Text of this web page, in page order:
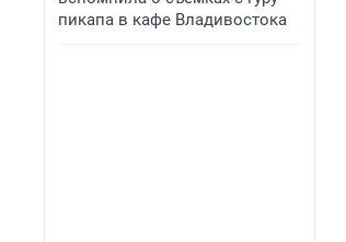
пикапа в кафе Владивостока